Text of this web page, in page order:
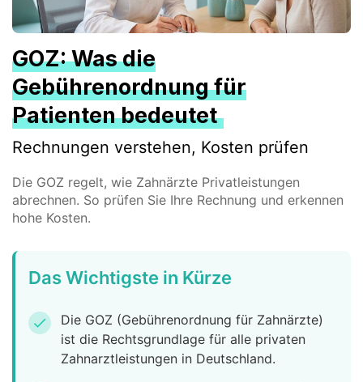
GOZ: Was die
Gebührenordnung für
Patienten bedeutet
Rechnungen verstehen, Kosten prüfen
Die GOZ regelt, wie Zahnärzte Privatleistungen
abrechnen. So prüfen Sie Ihre Rechnung und erkennen
hohe Kosten.
Das Wichtigste in Kürze
check
Die GOZ (Gebührenordnung für Zahnärzte)
ist die Rechtsgrundlage für alle privaten
Zahnarztleistungen in Deutschland.